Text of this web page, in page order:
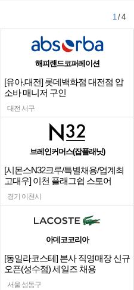
1/ 4
해피랜드코퍼레이션
[유아,대전] 롯데백화점 대전점 압
소바 매니저 구인
대전 서구
브레인커머스(잡플래닛)
[시몬스N32크루/특별채용/업계최
고대우] 이천 플래그쉽 스토어
경기 이천시
아데코코리아
[동일라코스테] 본사 직영매장 신규
오픈(성수점) 세일즈 채용
서울 성동구